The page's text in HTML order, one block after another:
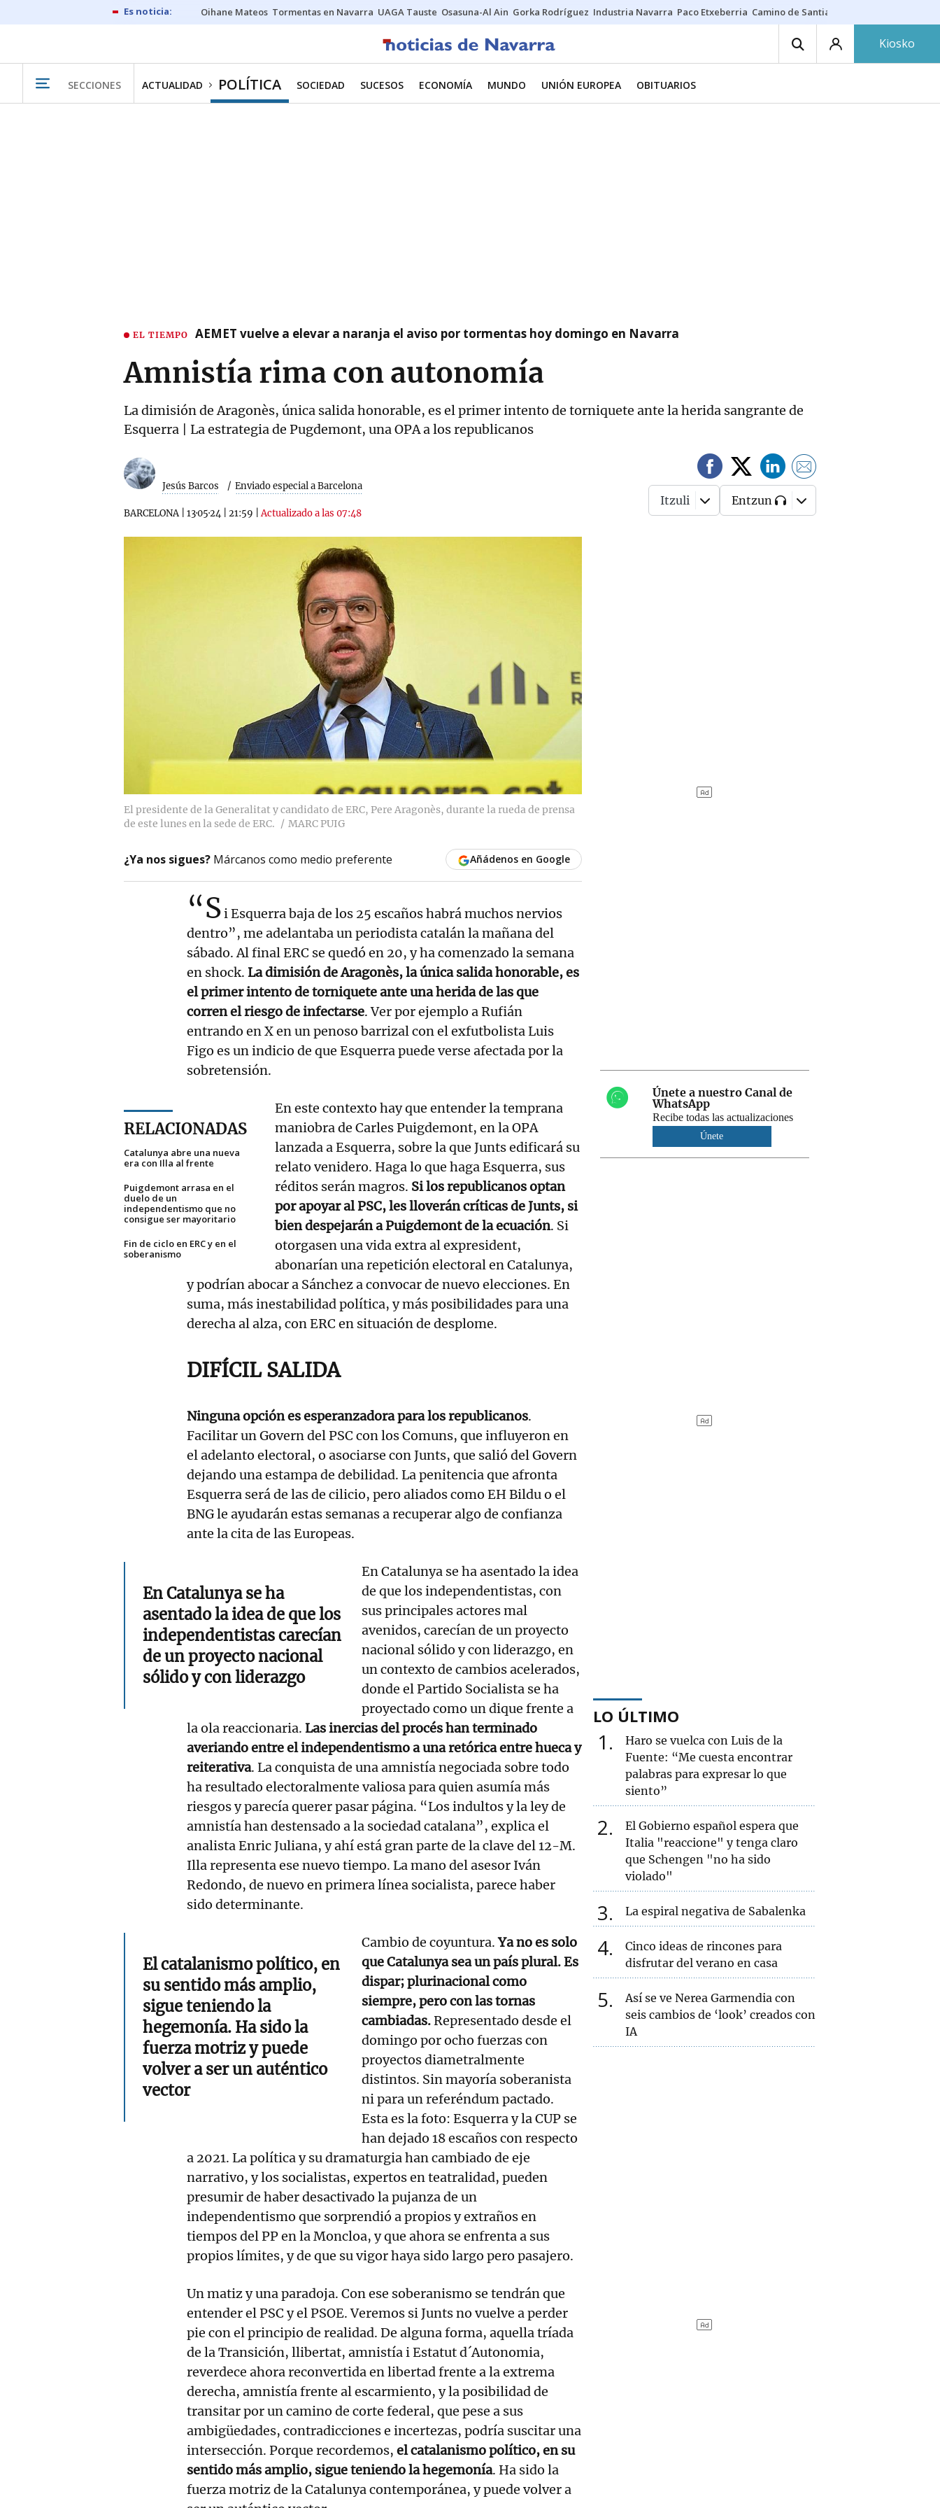
Oihane Mateos Tormentas en Navarra UAGA Tauste Osasuna-Al Ain Gorka Rodríguez Industria Navarra Paco Etxeberria Camino de Santiago
Kiosko
SECCIONES ACTUALIDAD POLÍTICA SOCIEDAD SUCESOS ECONOMÍA MUNDO UNIÓN EUROPEA OBITUARIOS
EL TIEMPO AEMET vuelve a elevar a naranja el aviso por tormentas hoy domingo en Navarra
Amnistía rima con autonomía
La dimisión de Aragonès, única salida honorable, es el primer intento de torniquete ante la herida sangrante de
Esquerra | La estrategia de Pugdemont, una OPA a los republicanos
Jesús Barcos Enviado especial a Barcelona
BARCELONA| 13·05·24 21:59 |Actualizado a las 07:48
Itzuli Entzun
El presidente de la Generalitat y candidato de ERC, Pere Aragonès, durante la rueda de prensa
de este lunes en la sede de ERC.
MARC PUIG
¿Ya nos sigues? Márcanos como medio preferente Añádenos en Google
“Si Esquerra baja de los 25 escaños habrá muchos nervios
dentro”, me adelantaba un periodista catalán la mañana del
sábado. Al final ERC se quedó en 20, y ha comenzado la semana
en shock. La dimisión de Aragonès, la única salida honorable, es
el primer intento de torniquete ante una herida de las que
corren el riesgo de infectarse. Ver por ejemplo a Rufián
entrando en X en un penoso barrizal con el exfutbolista Luis
Figo es un indicio de que Esquerra puede verse afectada por la
sobretensión.
RELACIONADAS
Catalunya abre una nueva
era con Illa al frente
Puigdemont arrasa en el
duelo de un
independentismo que no
consigue ser mayoritario
Fin de ciclo en ERC y en el
soberanismo
En este contexto hay que entender la temprana
maniobra de Carles Puigdemont, en la OPA
lanzada a Esquerra, sobre la que Junts edificará su
relato venidero. Haga lo que haga Esquerra, sus
réditos serán magros. Si los republicanos optan
por apoyar al PSC, les lloverán críticas de Junts, si
bien despejarán a Puigdemont de la ecuación. Si
otorgasen una vida extra al expresident,
abonarían una repetición electoral en Catalunya,
y podrían abocar a Sánchez a convocar de nuevo elecciones. En
suma, más inestabilidad política, y más posibilidades para una
derecha al alza, con ERC en situación de desplome.
DIFÍCIL SALIDA
Ninguna opción es esperanzadora para los republicanos.
Facilitar un Govern del PSC con los Comuns, que influyeron en
el adelanto electoral, o asociarse con Junts, que salió del Govern
dejando una estampa de debilidad. La penitencia que afronta
Esquerra será de las de cilicio, pero aliados como EH Bildu o el
BNG le ayudarán estas semanas a recuperar algo de confianza
ante la cita de las Europeas.
En Catalunya se ha
asentado la idea de que los
independentistas carecían
de un proyecto nacional
sólido y con liderazgo
En Catalunya se ha asentado la idea
de que los independentistas, con
sus principales actores mal
avenidos, carecían de un proyecto
nacional sólido y con liderazgo, en
un contexto de cambios acelerados,
donde el Partido Socialista se ha
proyectado como un dique frente a
la ola reaccionaria. Las inercias del procés han terminado
averiando entre el independentismo a una retórica entre hueca y
reiterativa. La conquista de una amnistía negociada sobre todo
ha resultado electoralmente valiosa para quien asumía más
riesgos y parecía querer pasar página. “Los indultos y la ley de
amnistía han destensado a la sociedad catalana”, explica el
analista Enric Juliana, y ahí está gran parte de la clave del 12-M.
Illa representa ese nuevo tiempo. La mano del asesor Iván
Redondo, de nuevo en primera línea socialista, parece haber
sido determinante.
El catalanismo político, en
su sentido más amplio,
sigue teniendo la
hegemonía. Ha sido la
fuerza motriz y puede
volver a ser un auténtico
vector
Cambio de coyuntura.Ya no es solo
que Catalunya sea un país plural. Es
dispar; plurinacional como
siempre, pero con las tornas
cambiadas.Representado desde el
domingo por ocho fuerzas con
proyectos diametralmente
distintos. Sin mayoría soberanista
ni para un referéndum pactado.
Esta es la foto: Esquerra y la CUP se
han dejado 18 escaños con respecto
a 2021. La política y su dramaturgia han cambiado de eje
narrativo, y los socialistas, expertos en teatralidad, pueden
presumir de haber desactivado la pujanza de un
independentismo que sorprendió a propios y extraños en
tiempos del PP en la Moncloa, y que ahora se enfrenta a sus
propios límites, y de que su vigor haya sido largo pero pasajero.
Un matiz y una paradoja. Con ese soberanismo se tendrán que
entender el PSC y el PSOE. Veremos si Junts no vuelve a perder
pie con el principio de realidad. De alguna forma, aquella tríada
de la Transición, llibertat, amnistía i Estatut d´Autonomia,
reverdece ahora reconvertida en libertad frente a la extrema
derecha, amnistía frente al escarmiento, y la posibilidad de
transitar por un camino de corte federal, que pese a sus
ambigüedades, contradicciones e incertezas, podría suscitar una
intersección. Porque recordemos, el catalanismo político, en su
sentido más amplio, sigue teniendo la hegemonía. Ha sido la
fuerza motriz de la Catalunya contemporánea, y puede volver a
Únete a nuestro Canal de
WhatsApp
Recibe todas las actualizaciones
Únete
LO ÚLTIMO
1
Haro se vuelca con Luis de la
Fuente: “Me cuesta encontrar
palabras para expresar lo que
siento”
2
El Gobierno español espera que
Italia "reaccione" y tenga claro
que Schengen "no ha sido
violado"
3 La espiral negativa de Sabalenka
4
Cinco ideas de rincones para
disfrutar del verano en casa
5
Así se ve Nerea Garmendia con
seis cambios de ‘look’ creados con
IA